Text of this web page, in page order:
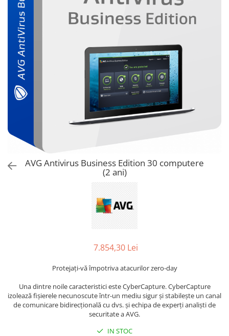
AVAST Driver Updater
AVAST SecureLine VPN
AVAST AntiTrack Premium
AVG Antivirus Business Edition 30 computere
(2 ani)
7.854,30 Lei
Protejați-vă împotriva atacurilor zero-day
Una dintre noile caracteristici este CyberCapture. CyberCapture
izolează fișierele necunoscute într-un mediu sigur și stabilește un canal
de comunicare bidirecțională cu dvs. și echipa de experți analiști de
securitate a AVG.
IN STOC